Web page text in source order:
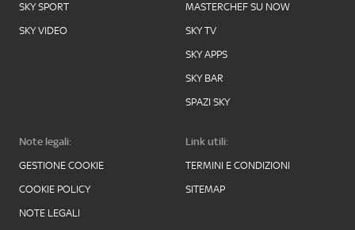
SKY SPORT
SKY VIDEO
MASTERCHEF SU NOW
SKY TV
SKY APPS
SKY BAR
SPAZI SKY
Note legali:
GESTIONE COOKIE
COOKIE POLICY
NOTE LEGALI
Link utili:
TERMINI E CONDIZIONI
SITEMAP